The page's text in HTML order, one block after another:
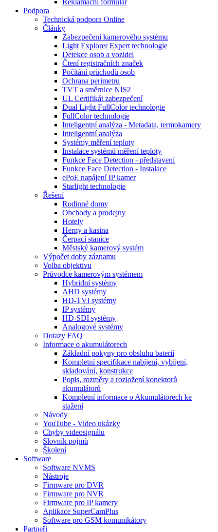
Reklamační formulář
Podpora
Technická podpora Online
Články
Zabezpečení kamerového systému
Light Explorer Expert technologie
Detekce osob a vozidel
Čtení registračních značek
Počítání průchodů osob
Ochrana perimetru
TVT a směrnice NIS2
UL Certifikát zabezpečení
Dual Light FullColor technologie
FullColor technologie
Inteligentní analýza - Metadata, termokamery
Inteligentní analýza
Systémy měření teploty
Instalace systémů měření teploty
Funkce Face Detection - představení
Funkce Face Detection - Instalace
ePoE napájení IP kamer
Starlight technologie
Řešení
Rodinné domy
Obchody a prodejny
Hotely
Herny a kasina
Čerpací stanice
Městský kamerový systém
Výpočet doby záznamu
Volba objektivu
Průvodce kamerovým systémem
Hybridní systémy
AHD systémy
HD-TVI systémy
IP systémy
HD-SDI systémy
Analogové systémy
Dotazy FAQ
Informace o akumulátorech
Základní pokyny pro obsluhu baterií
Kompletní specifikace nabíjení, vybíjení,
skladování, konstrukce
Popis, rozměry a rozložení konektorů
akumulátorů
Kompletní informace o Akumulátorech ke
stažení
Návody
YouTube - Video ukázky
Chyby videosignálu
Slovník pojmů
Školení
Software
Software NVMS
Nástroje
Firmware pro DVR
Firmware pro NVR
Firmware pro IP kamery
Aplikace SuperCamPlus
Software pro GSM komunikátory
Partneři